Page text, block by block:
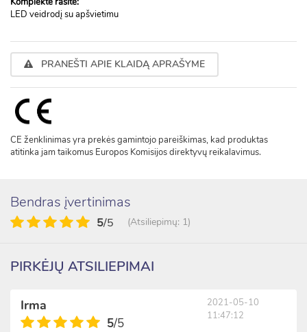
LED veidrodį su apšvietimu
PRANEŠTI APIE KLAIDĄ APRAŠYME
CE ženklinimas yra prekės gamintojo pareiškimas, kad produktas
atitinka jam taikomus Europos Komisijos direktyvų reikalavimus.
Bendras įvertinimas
5/5 (Atsiliepimų: 1)
PIRKĖJŲ ATSILIEPIMAI
Irma
5/5
2021-05-10
11:47:12